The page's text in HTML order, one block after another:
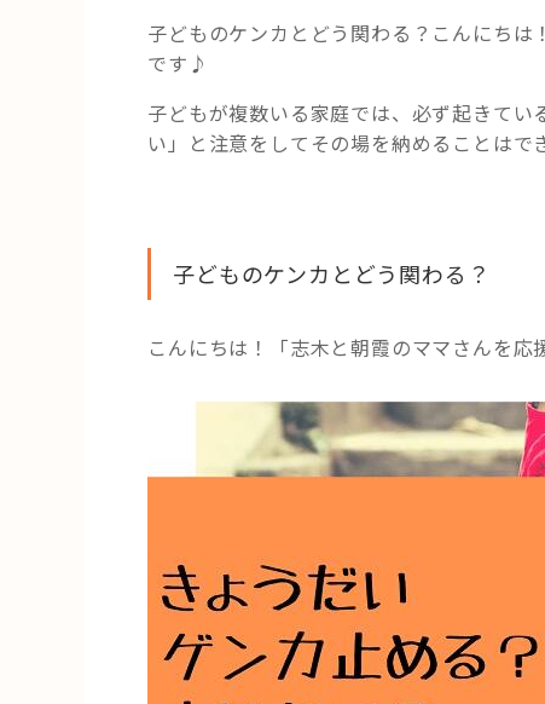
子どものケンカとどう関わる？こんにち
です♪
子どもが複数いる家庭では、必ず起きて
い」と注意をしてその場を納めることは
子どものケンカとどう関わる？
こんにちは！「志木と朝霞のママさんを